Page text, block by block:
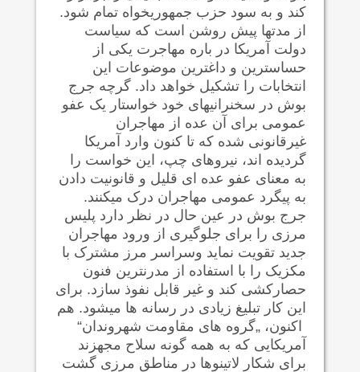
کند و به سود حزب جمهوریخواه تمام شود.
از مدتها پیش روشن است که سیاست
دولت آمریکا در باره مهاجرت یکی از
حساسترین و داغترین موضوعات این
انتخابات را تشکیل خواهد داد. گرچه جرج
بوش در سخنرانیهای خود خواستار یک عفو
عمومی برای آن عده از مهاجران
غیرقانونی شده که تا کنون وارد آمریکا
گردیده اند، نیروهای چپ، این خواست را
به معنای عفو عده ای قلیل و قانونیت دادن
به پیگرد عمومی مهاجران درک می‍کنند.
جرج بوش در عین حال در نظر دارد پلیس
مرزی را برای جلوگیری از ورود مهاجران
جدید تقویت نماید وسراسر مرز مشترک با
مکزیک را با استفاده از مدرنترین فنون
حصارکشی کند و غیر قابل نفوذ سازد. برای
این کار تبلیغ زیادی در رسانه ها می‍شود. هم
‍ اکنون، „گروه های مقاومت شهروندان“
آمریکایی که به همه گونه سلاح مجهزند
برای شکار لاتینوها در مناطق مرزی گشت